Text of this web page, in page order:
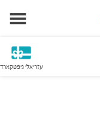
עזריאלי גיפטקארד